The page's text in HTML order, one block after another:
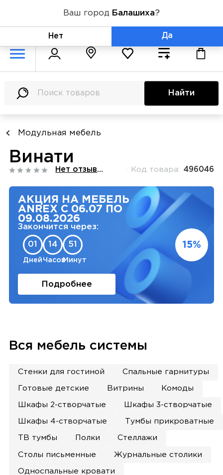
+7 (800) 775-71-06
Найти
Модульная мебель
Винати
Код товара: 496046
Нет отзывов
15%
АКЦИЯ НА МЕБЕЛЬ
ANREX С 06.07 ПО
09.08.2026
Закончится через:
01 14 51
Дней ЧасовМинут
Подробнее
Вся мебель системы
Стенки для гостиной Спальные гарнитуры
Готовые детские Витрины Комоды
Шкафы 2-створчатые Шкафы 3-створчатые
Шкафы 4-створчатые Тумбы прикроватные
ТВ тумбы Полки Стеллажи
Столы письменные Журнальные столики
Односпальные кровати
Ваш город Балашиха?
Нет Да